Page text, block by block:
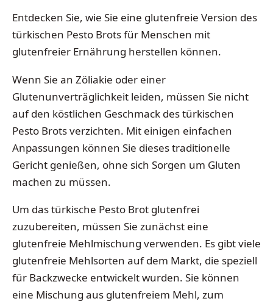
Entdecken Sie, wie Sie eine glutenfreie Version des
türkischen Pesto Brots für Menschen mit
glutenfreier Ernährung herstellen können.
Wenn Sie an Zöliakie oder einer
Glutenunverträglichkeit leiden, müssen Sie nicht
auf den köstlichen Geschmack des türkischen
Pesto Brots verzichten. Mit einigen einfachen
Anpassungen können Sie dieses traditionelle
Gericht genießen, ohne sich Sorgen um Gluten
machen zu müssen.
Um das türkische Pesto Brot glutenfrei
zuzubereiten, müssen Sie zunächst eine
glutenfreie Mehlmischung verwenden. Es gibt viele
glutenfreie Mehlsorten auf dem Markt, die speziell
für Backzwecke entwickelt wurden. Sie können
eine Mischung aus glutenfreiem Mehl, zum